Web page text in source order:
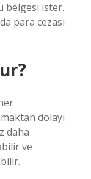
belgesi ister.
para cezası
dolayı
daha
ve